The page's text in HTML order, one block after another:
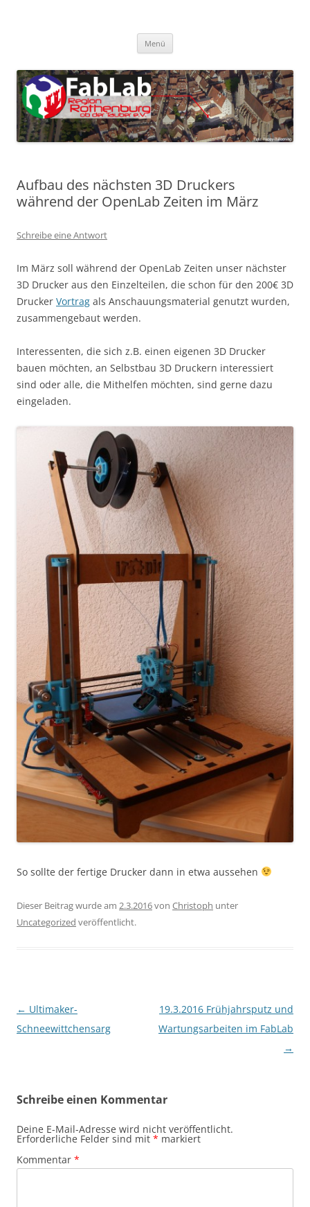
Menü
Aufbau des nächsten 3D Druckers
während der OpenLab Zeiten im März
Schreibe eine Antwort
Im März soll während der OpenLab Zeiten unser nächster
3D Drucker aus den Einzelteilen, die schon für den 200€ 3D
Drucker Vortrag als Anschauungsmaterial genutzt wurden,
zusammengebaut werden.
Interessenten, die sich z.B. einen eigenen 3D Drucker
bauen möchten, an Selbstbau 3D Druckern interessiert
sind oder alle, die Mithelfen möchten, sind gerne dazu
eingeladen.
So sollte der fertige Drucker dann in etwa aussehen
Dieser Beitrag wurde am 2.3.2016von Christoph unter
Uncategorized veröffentlicht.
Beitragsnavigation
← Ultimaker-
Schneewittchensarg
19.3.2016 Frühjahrsputz und
Wartungsarbeiten im FabLab
→
Schreibe einen Kommentar
Deine E-Mail-Adresse wird nicht veröffentlicht.
Erforderliche Felder sind mit * markiert
Kommentar *